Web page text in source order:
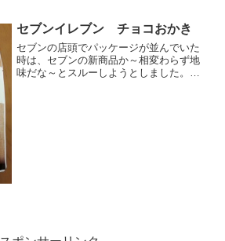
セブンイレブン チョコおかき
セブンの店頭でパッケージが並んでいた
時は、セブンの新商品か～相変わらず地
味だな～とスルーしようとしました。で